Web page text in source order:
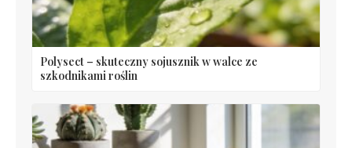
Polysect – skuteczny sojusznik w walce ze
szkodnikami roślin